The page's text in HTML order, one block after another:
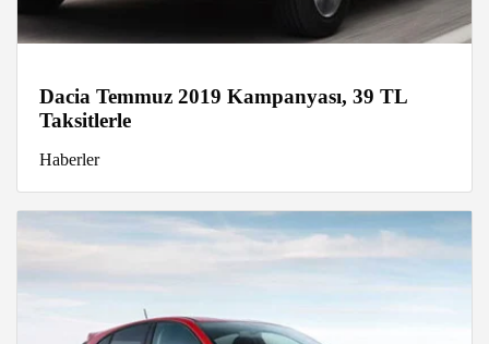
Dacia Temmuz 2019 Kampanyası, 39 TL
Taksitlerle
Haberler